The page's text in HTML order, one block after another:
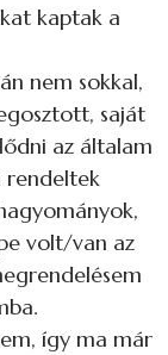
kaptak a
nem sokkal,
saját
az általam
rendeltek
volt/van az
így ma már